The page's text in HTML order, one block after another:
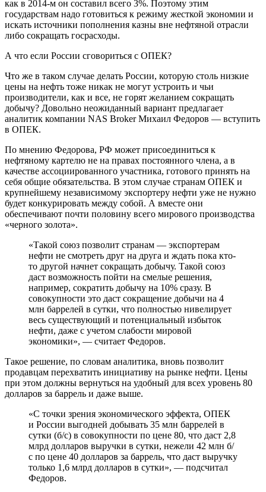
как в 2014-м он составил всего 3%. Поэтому этим
государствам надо готовиться к режиму жесткой экономии и
искать источники пополнения казны вне нефтяной отрасли
либо сокращать госрасходы.
А что если России сговориться с ОПЕК?
Что же в таком случае делать России, которую столь низкие
цены на нефть тоже никак не могут устроить и чьи
производители, как и все, не горят желанием сокращать
добычу? Довольно неожиданный вариант предлагает
аналитик компании NAS Broker Михаил Федоров — вступить
в ОПЕК.
По мнению Федорова, РФ может присоединиться к
нефтяному картелю не на правах постоянного члена, а в
качестве ассоциированного участника, готового принять на
себя общие обязательства. В этом случае странам ОПЕК и
крупнейшему независимому экспортеру нефти уже не нужно
будет конкурировать между собой. А вместе они
обеспечивают почти половину всего мирового производства
«черного золота».
«Такой союз позволит странам — экспортерам
нефти не смотреть друг на друга и ждать пока кто-
то другой начнет сокращать добычу. Такой союз
даст возможность пойти на смелые решения,
например, сократить добычу на 10% сразу. В
совокупности это даст сокращение добычи на 4
млн баррелей в сутки, что полностью нивелирует
весь существующий и потенциальный избыток
нефти, даже с учетом слабости мировой
экономики», — считает Федоров.
Такое решение, по словам аналитика, вновь позволит
продавцам перехватить инициативу на рынке нефти. Цены
при этом должны вернуться на удобный для всех уровень 80
долларов за баррель и даже выше.
«С точки зрения экономического эффекта, ОПЕК
и России выгодней добывать 35 млн баррелей в
сутки (б/с) в совокупности по цене 80, что даст 2,8
млрд долларов выручки в сутки, нежели 42 млн б/
с по цене 40 долларов за баррель, что даст выручку
только 1,6 млрд долларов в сутки», — подсчитал
Федоров.